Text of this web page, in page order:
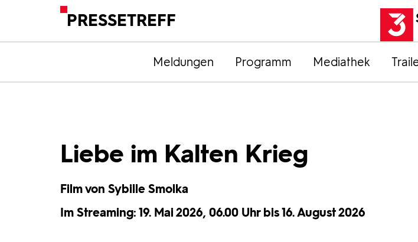
PRESSETREFF
Meldungen Programm Mediathek
Liebe im Kalten Krieg
Film von Sybille Smolka
Im Streaming: 19. Mai 2026, 06.00 Uhr bis 16. August 2026